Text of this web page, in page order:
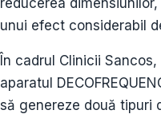
unui efect considerabil
În cadrul Clinicii
aparatul
să genereze două tipuri